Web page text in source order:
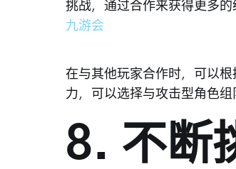
挑战，通过合作来获得更多的
九游会
在与其他玩家合作时，可以
力，可以选择与攻击型角色组
8. 不断